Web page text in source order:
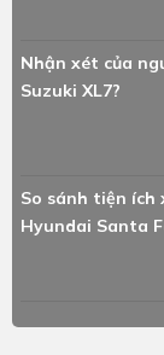
Nhận xét của
Suzuki XL7?
So sánh tiện ích
Hyundai Santa